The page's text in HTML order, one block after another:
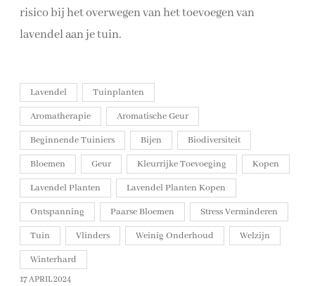
risico bij het overwegen van het toevoegen van
lavendel aan je tuin.
Lavendel
Tuinplanten
Aromatherapie
Aromatische Geur
Beginnende Tuiniers
Bijen
Biodiversiteit
Bloemen
Geur Kleurrijke Toevoeging
Kopen
Lavendel Planten
Lavendel Planten Kopen
Ontspanning
Paarse Bloemen
Stress Verminderen
Tuin
Vlinders Weinig Onderhoud
Welzijn
Winterhard
17 APRIL 2024